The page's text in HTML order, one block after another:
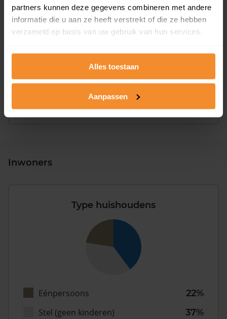
partners kunnen deze gegevens combineren met andere
informatie die u aan ze heeft verstrekt of die ze hebben
verzameld op basis van uw gebruik van hun services.
Alles toestaan
Aanpassen
1981 - 2007
0%
Inwoners
Type huishoudens
Eénpersoons
22%
Stel (geen kinderen)
37%